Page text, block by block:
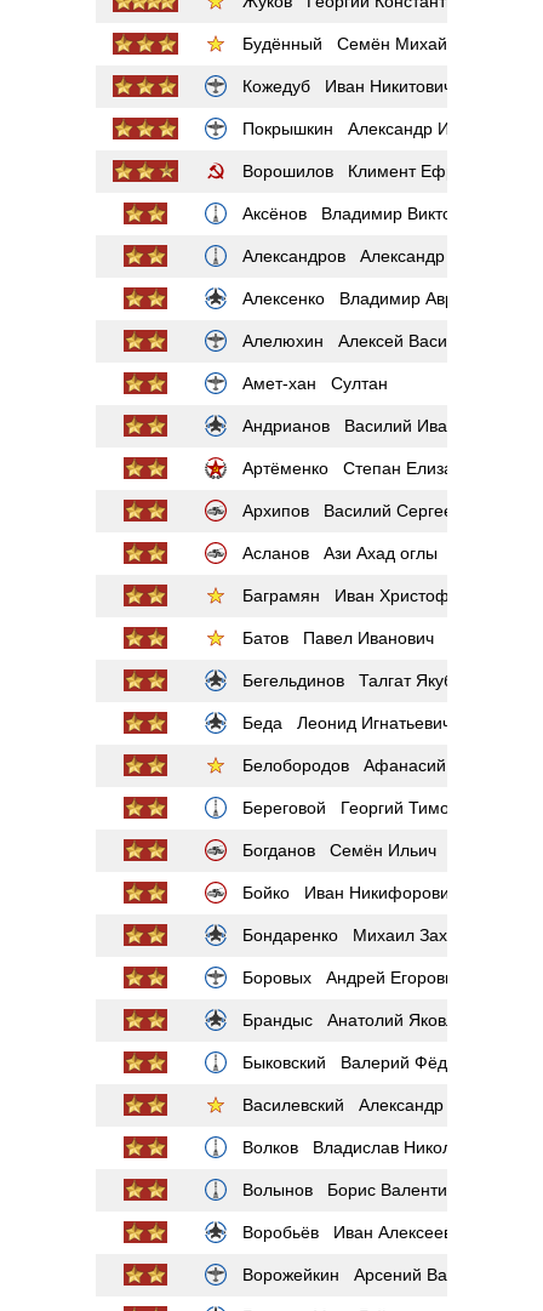
Будённый Семён Михайлович
Кожедуб Иван Никитович
Покрышкин Александр Иванович
Ворошилов Климент Ефремович
Аксёнов Владимир Викторович
Александров Александр Павлович
Алексенко Владимир Аврамович
Алелюхин Алексей Васильевич
Амет-хан Султан
Андрианов Василий Иванович
Артёменко Степан Елизарович
Архипов Василий Сергеевич
Асланов Ази Ахад оглы
Баграмян Иван Христофорович
Батов Павел Иванович
Бегельдинов Талгат Якубекович
Беда Леонид Игнатьевич
Белобородов Афанасий
Береговой Георгий Тимофеевич
Богданов Семён Ильич
Бойко Иван Никифорович
Бондаренко Михаил Захарович
Боровых Андрей Егорович
Брандыс Анатолий Яковлевич
Быковский Валерий Фёдорович
Василевский Александр
Волков Владислав Николаевич
Волынов Борис Валентинович
Воробьёв Иван Алексеевич
Ворожейкин Арсений Васильевич